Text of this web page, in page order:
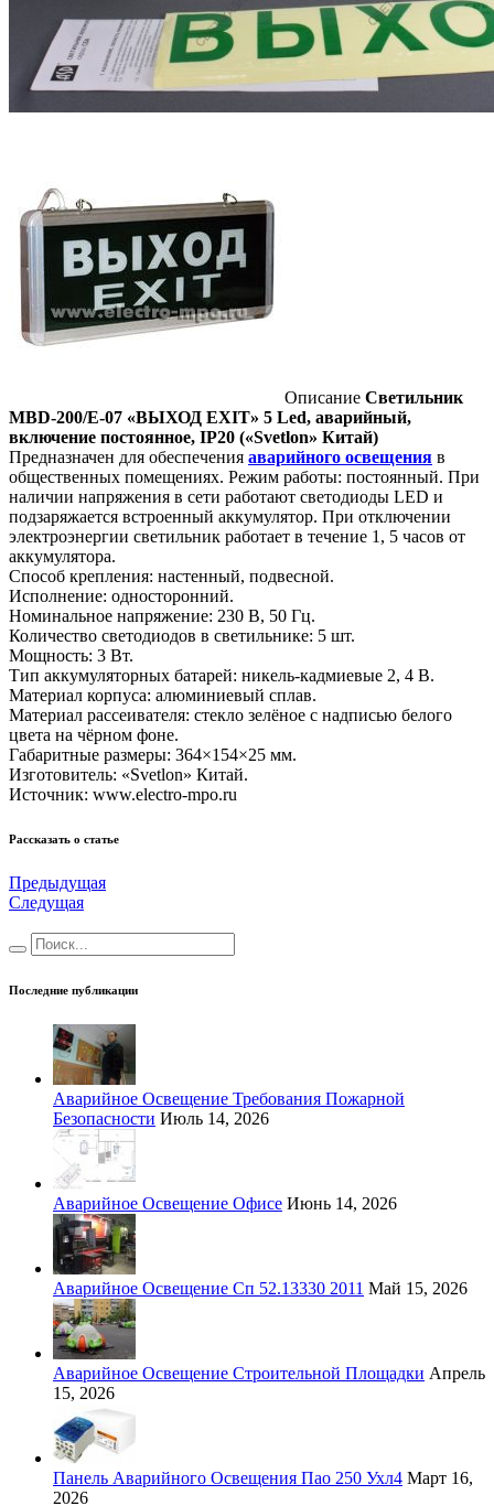
Описание Светильник
MBD-200/Е-07 «ВЫХОД EXIT» 5 Led, аварийный,
включение постоянное, IP20 («Svetlon» Китай)
Предназначен для обеспечения аварийного освещения в
общественных помещениях. Режим работы: постоянный. При
наличии напряжения в сети работают светодиоды LED и
подзаряжается встроенный аккумулятор. При отключении
электроэнергии светильник работает в течение 1, 5 часов от
аккумулятора.
Способ крепления: настенный, подвесной.
Исполнение: односторонний.
Номинальное напряжение: 230 В, 50 Гц.
Количество светодиодов в светильнике: 5 шт.
Мощность: 3 Вт.
Тип аккумуляторных батарей: никель-кадмиевые 2, 4 В.
Материал корпуса: алюминиевый сплав.
Материал рассеивателя: стекло зелёное с надписью белого
цвета на чёрном фоне.
Габаритные размеры: 364×154×25 мм.
Изготовитель: «Svetlon» Китай.
Источник: www.electro-mpo.ru
Рассказать о статье
Предыдущая
Следущая
Последние публикации
Аварийное Освещение Требования Пожарной
Безопасности Июль 14, 2026
Аварийное Освещение Офисе Июнь 14, 2026
Аварийное Освещение Сп 52.13330 2011 Май 15, 2026
Аварийное Освещение Строительной Площадки Апрель
15, 2026
Панель Аварийного Освещения Пао 250 Ухл4 Март 16,
2026